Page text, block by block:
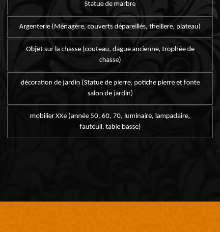
Statue de marbre
Argenterie (Ménagère, couverts dépareillés, theillere, plateau)
Objet sur la chasse (couteau, dague ancienne, trophée de
chasse)
décoration de jardin (Statue de pierre, potiche pierre et fonte
salon de jardin)
mobilier XXe (année 50, 60, 70, luminaire, lampadaire,
fauteuil, table basse)